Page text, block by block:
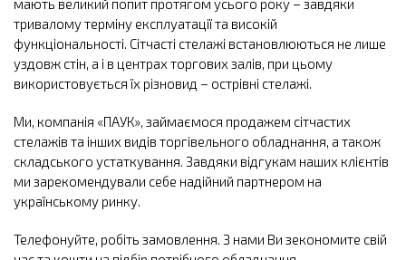
мають великий попит протягом усього року – завдяки
тривалому терміну експлуатації та високій
функціональності. Сітчасті стелажі встановлюються не лише
уздовж стін, а і в центрах торгових залів, при цьому
використовується їх різновид – острівні стелажі.
Ми, компанія «ПАУК», займаємося продажем сітчастих
стелажів та інших видів торгівельного обладнання, а також
складського устаткування. Завдяки відгукам наших клієнтів
ми зарекомендували себе надійний партнером на
українському ринку.
Телефонуйте, робіть замовлення. З нами Ви зекономите свій